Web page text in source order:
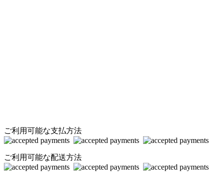
ご利用可能な支払方法
ご利用可能な配送方法